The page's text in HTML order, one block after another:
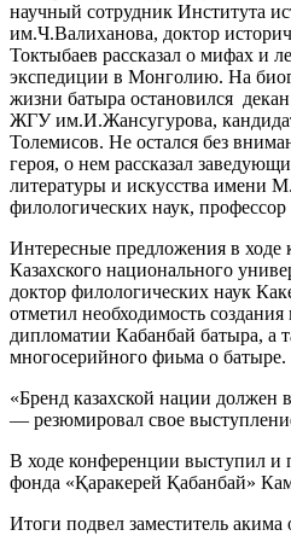
научный сотрудник Института
им.Ч.Валиханова, доктор
Токтыбаев рассказал о мифах и
экспедиции в Монголию. На
жизни батыра остановился
ЖГУ им.И.Жансугурова,
Толемисов. Не остался без
героя, о нем рассказал
литературы и искусства имени
филологических наук,
Интересные предложения в ходе
Казахского национального
доктор филологических наук
отметил необходимость
дипломатии Кабанбай батыра, а
многосерийного фиьма о батыре.
«Бренд казахской нации должен
— резюмировал свое
В ходе конференции выступил и
фонда «Қаракерей Қабанбай»
Итоги подвел заместитель